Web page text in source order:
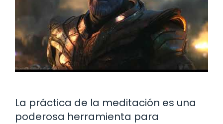
La práctica de la meditación es una
poderosa herramienta para